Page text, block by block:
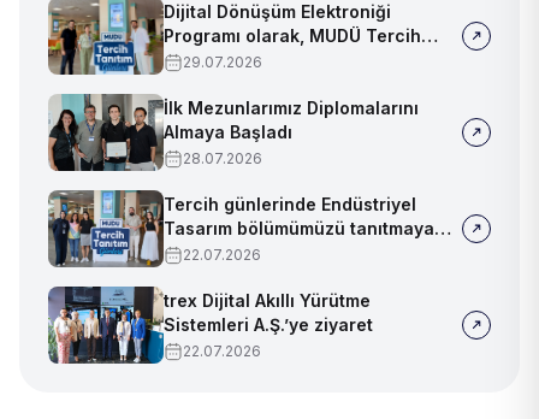
Dijital Dönüşüm Elektroniği
Programı olarak, MUDÜ Tercih
Tanıtım Günleri'nde biz de
29.07.2026
İlk Mezunlarımız Diplomalarını
Almaya Başladı
28.07.2026
Tercih günlerinde Endüstriyel
Tasarım bölümümüzü tanıtmaya
devam ediyoruz!
22.07.2026
trex Dijital Akıllı Yürütme
Sistemleri A.Ş.’ye ziyaret
22.07.2026